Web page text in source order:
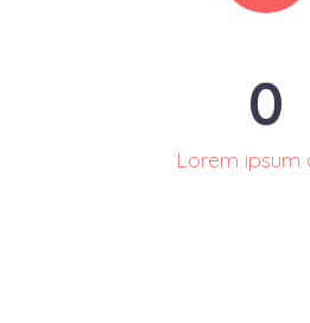
0
Lorem ipsum